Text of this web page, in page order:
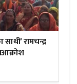
रामचन्द्र